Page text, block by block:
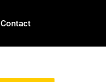
Contact